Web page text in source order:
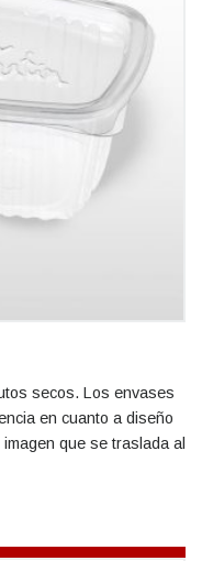
secos. Los envases
en cuanto a diseño
que se traslada al